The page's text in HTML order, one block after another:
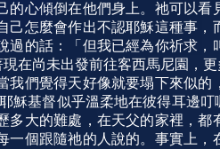
心傾倒在他們身上。祂可以
怎麼會作出不認耶穌這種事
的話：「但我已經為你祈求
在尚未出發前往客西馬尼園，
們覺得天好像就要塌下來似的
穌基督似乎溫柔地在彼得耳邊
多大的難處，在天父的家裡，
個跟隨祂的人說的。事實上，